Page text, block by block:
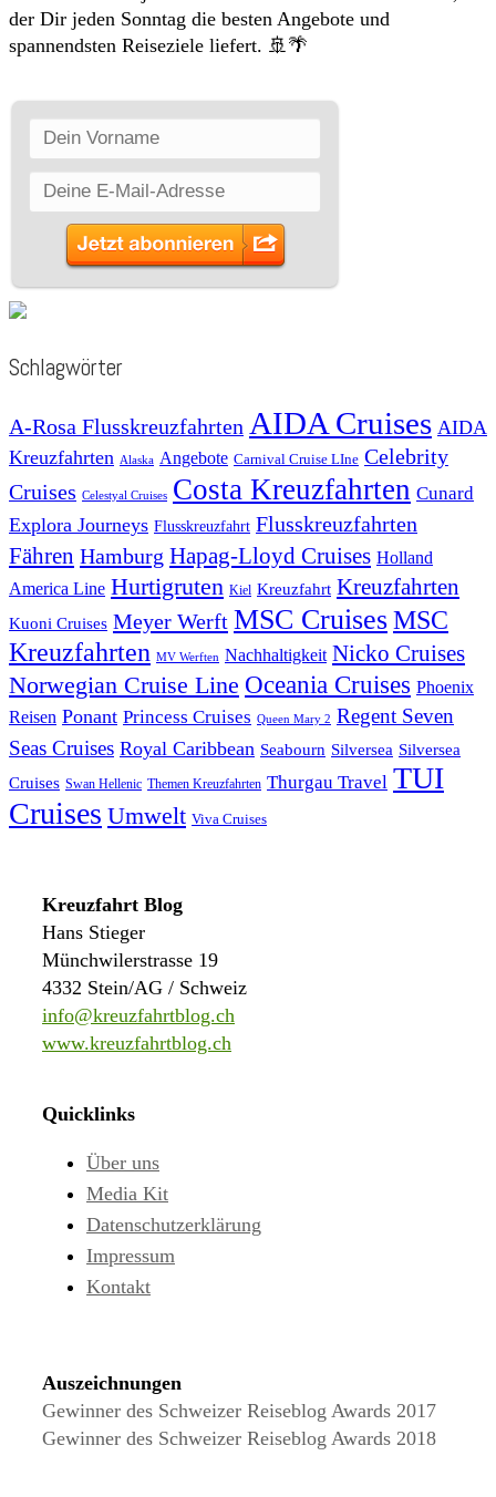
der Dir jeden Sonntag die besten Angebote und
spannendsten Reiseziele liefert. 🚢🌴
Schlagwörter
A-Rosa Flusskreuzfahrten AIDA Cruises AIDA
Kreuzfahrten Alaska Angebote Carnival Cruise LIne Celebrity
Cruises Celestyal Cruises Costa Kreuzfahrten Cunard
Explora Journeys Flusskreuzfahrt Flusskreuzfahrten
Fähren Hamburg Hapag-Lloyd Cruises Holland
America Line Hurtigruten Kiel Kreuzfahrt Kreuzfahrten
Kuoni Cruises Meyer Werft MSC CruisesMSC
Kreuzfahrten MV Werften Nachhaltigkeit Nicko Cruises
Norwegian Cruise Line Oceania Cruises Phoenix
Reisen Ponant Princess Cruises Queen Mary 2 Regent Seven
Seas Cruises Royal Caribbean Seabourn Silversea Silversea
Cruises Swan Hellenic Themen Kreuzfahrten Thurgau Travel TUI
Cruises Umwelt Viva Cruises
Kreuzfahrt Blog
Hans Stieger
Münchwilerstrasse 19
4332 Stein/AG / Schweiz
info@kreuzfahrtblog.ch
www.kreuzfahrtblog.ch
Quicklinks
Über uns
Media Kit
Datenschutzerklärung
Impressum
Kontakt
Auszeichnungen
Gewinner des Schweizer Reiseblog Awards 2017
Gewinner des Schweizer Reiseblog Awards 2018